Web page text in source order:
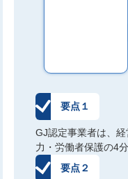
要点１
GJ認定事業者は、
力・労働者保護の4
要点２